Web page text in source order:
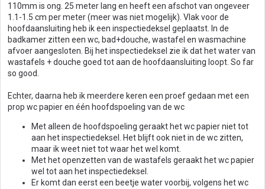
110mm is ong. 25 meter lang en heeft een afschot van ongeveer
1.1-1.5 cm per meter (meer was niet mogelijk). Vlak voor de
hoofdaansluiting heb ik een inspectiedeksel geplaatst. In de
badkamer zitten een wc, bad+douche, wastafel en wasmachine
afvoer aangesloten. Bij het inspectiedeksel zie ik dat het water van
wastafels + douche goed tot aan de hoofdaansluiting loopt. So far
so good.
Echter, daarna heb ik meerdere keren een proef gedaan met een
prop wc papier en één hoofdspoeling van de wc
Met alleen de hoofdspoeling geraakt het wc papier niet tot
aan het inspectiedeksel. Het blijft ook niet in de wc zitten,
maar ik weet niet tot waar het wel komt.
Met het openzetten van de wastafels geraakt het wc papier
wel tot aan het inspectiedeksel.
Er komt dan eerst een beetje water voorbij, volgens het wc